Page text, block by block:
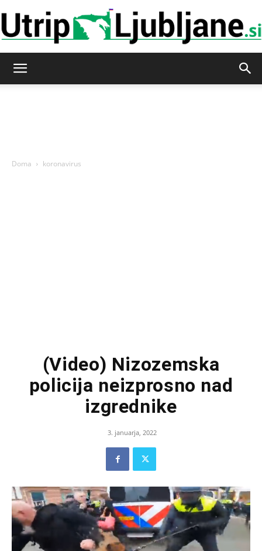
Doma koronavirus
(Video) Nizozemska
policija neizprosno nad
izgrednike
3. januarja, 2022